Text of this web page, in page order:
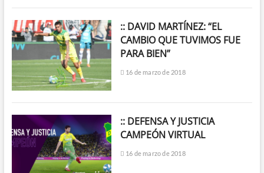
:: DAVID MARTÍNEZ: “EL
CAMBIO QUE TUVIMOS FUE
PARA BIEN”
16 de marzo de 2018
:: DEFENSA Y JUSTICIA
CAMPEÓN VIRTUAL
16 de marzo de 2018